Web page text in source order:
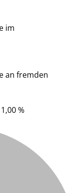
im
an fremden
%